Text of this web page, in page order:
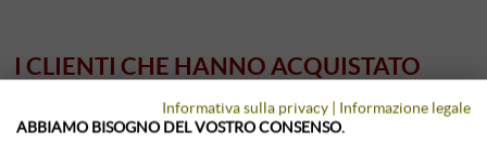
I CLIENTI CHE HANNO ACQUISTATO
QUESTO PRODOTTO, HANNO
ACQUISTATO ANCHE:
Informativa sulla privacy | Informazione legale
ABBIAMO BISOGNO DEL VOSTRO CONSENSO.